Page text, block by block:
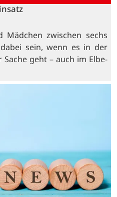
zwischen sechs
sein, wenn es in der
geht – auch im Elbe-